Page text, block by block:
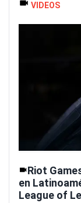
VIDEOS
Riot
en
League of